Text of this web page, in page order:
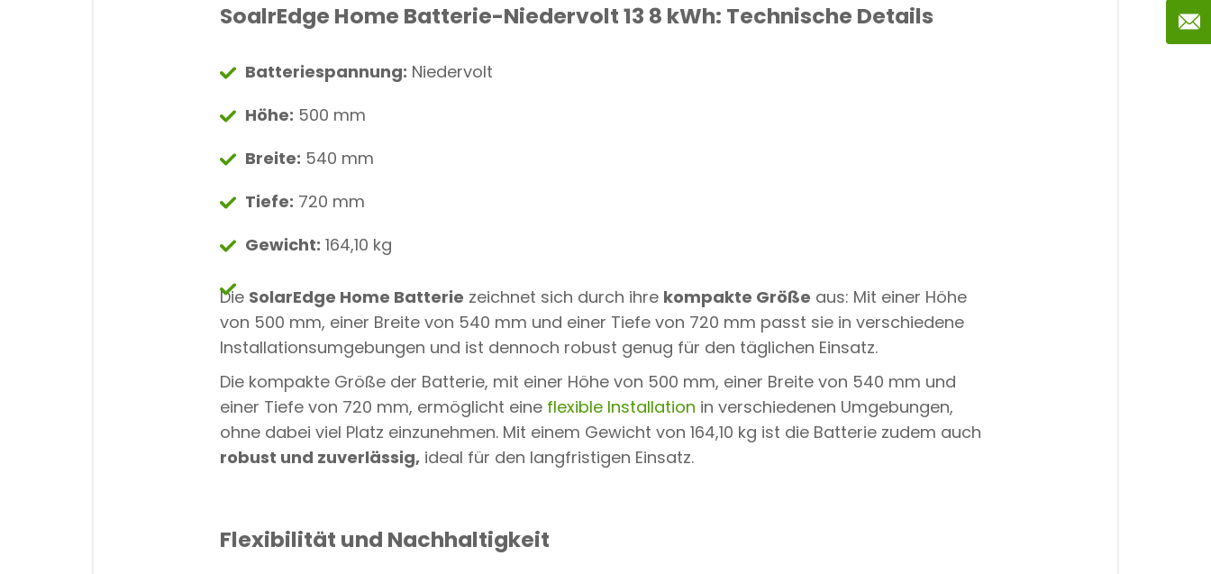
SoalrEdge Home Batterie-Niedervolt 13 8 kWh: Technische Details
Batteriespannung: Niedervolt
Höhe: 500 mm
Breite: 540 mm
Tiefe: 720 mm
Gewicht: 164,10 kg
Die SolarEdge Home Batterie zeichnet sich durch ihre kompakte Größe aus: Mit einer Höhe
von 500 mm, einer Breite von 540 mm und einer Tiefe von 720 mm passt sie in verschiedene
Installationsumgebungen und ist dennoch robust genug für den täglichen Einsatz.
Die kompakte Größe der Batterie, mit einer Höhe von 500 mm, einer Breite von 540 mm und
einer Tiefe von 720 mm, ermöglicht eine flexible Installation in verschiedenen Umgebungen,
ohne dabei viel Platz einzunehmen. Mit einem Gewicht von 164,10 kg ist die Batterie zudem auch
robust und zuverlässig, ideal für den langfristigen Einsatz.
Flexibilität und Nachhaltigkeit